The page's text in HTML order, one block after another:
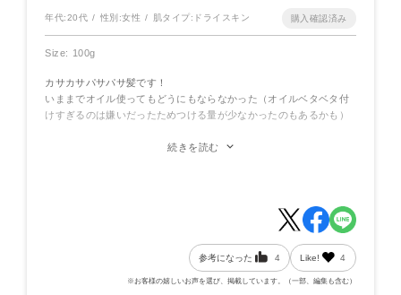
年代:20代 性別:女性 肌タイプ: ドライスキン
Size: 100g
カサカサパサパサ髪です！
いままでオイル使ってもどうにもならなかった（オイルベタベタ付
けすぎるのは嫌いだったためつける量が少なかったのもあるかも）
普段フレグランスシャンプー使ってるので無香料がでたら更にあり
続きを読む
参考になった 4 Like! 4
※お客様の嬉しいお声を選び、掲載しています。（一部、編集も含む）